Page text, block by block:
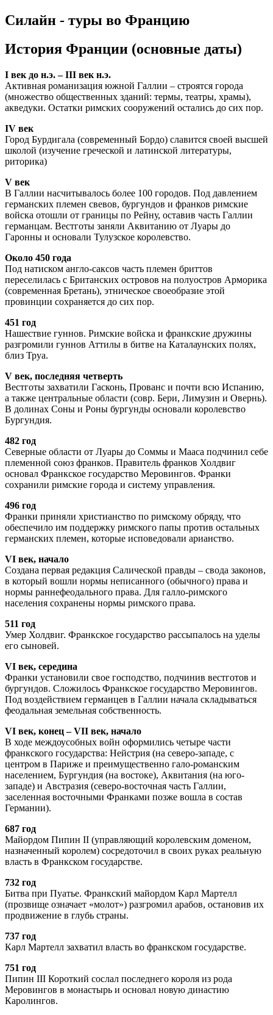
Силайн - туры во Францию
История Франции (основные даты)
I век до н.э. – III век н.э.
Активная романизация южной Галлии – строятся города
(множество общественных зданий: термы, театры, храмы),
акведуки. Остатки римских сооружений остались до сих пор.
IV век
Город Бурдигала (современный Бордо) славится своей высшей
школой (изучение греческой и латинской литературы,
риторика)
V век
В Галлии насчитывалось более 100 городов. Под давлением
германских племен свевов, бургундов и франков римские
войска отошли от границы по Рейну, оставив часть Галлии
германцам. Вестготы заняли Аквитанию от Луары до
Гаронны и основали Тулузское королевство.
Около 450 года
Под натиском англо-саксов часть племен бриттов
переселилась с Британских островов на полуостров Арморика
(современная Бретань), этническое своеобразие этой
провинции сохраняется до сих пор.
451 год
Нашествие гуннов. Римские войска и франкские дружины
разгромили гуннов Аттилы в битве на Каталаунских полях,
близ Труа.
V век, последняя четверть
Вестготы захватили Гасконь, Прованс и почти всю Испанию,
а также центральные области (совр. Бери, Лимузин и Овернь).
В долинах Соны и Роны бургунды основали королевство
Бургундия.
482 год
Северные области от Луары до Соммы и Мааса подчинил себе
племенной союз франков. Правитель франков Холдвиг
основал Франкское государство Меровингов. Франки
сохранили римские города и систему управления.
496 год
Франки приняли христианство по римскому обряду, что
обеспечило им поддержку римского папы против остальных
германских племен, которые исповедовали арианство.
VI век, начало
Создана первая редакция Салической правды – свода законов,
в который вошли нормы неписанного (обычного) права и
нормы раннефеодального права. Для галло-римского
населения сохранены нормы римского права.
511 год
Умер Холдвиг. Франкское государство рассыпалось на уделы
его сыновей.
VI век, середина
Франки установили свое господство, подчинив вестготов и
бургундов. Сложилось Франкское государство Меровингов.
Под воздействием германцев в Галлии начала складываться
феодальная земельная собственность.
VI век, конец – VII век, начало
В ходе междоусобных войн оформились четыре части
франкского государства: Нейстрия (на северо-западе, с
центром в Париже и преимущественно гало-романским
населением, Бургундия (на востоке), Аквитания (на юго-
западе) и Австразия (северо-восточная часть Галлии,
заселенная восточными Франками позже вошла в состав
Германии).
687 год
Майордом Пипин II (управляющий королевским доменом,
назначенный королем) сосредоточил в своих руках реальную
власть в Франкском государстве.
732 год
Битва при Пуатье. Франкский майордом Карл Мартелл
(прозвище означает «молот») разгромил арабов, остановив их
продвижение в глубь страны.
737 год
Карл Мартелл захватил власть во франкском государстве.
751 год
Пипин III Короткий сослал последнего короля из рода
Меровингов в монастырь и основал новую династию
Каролингов.